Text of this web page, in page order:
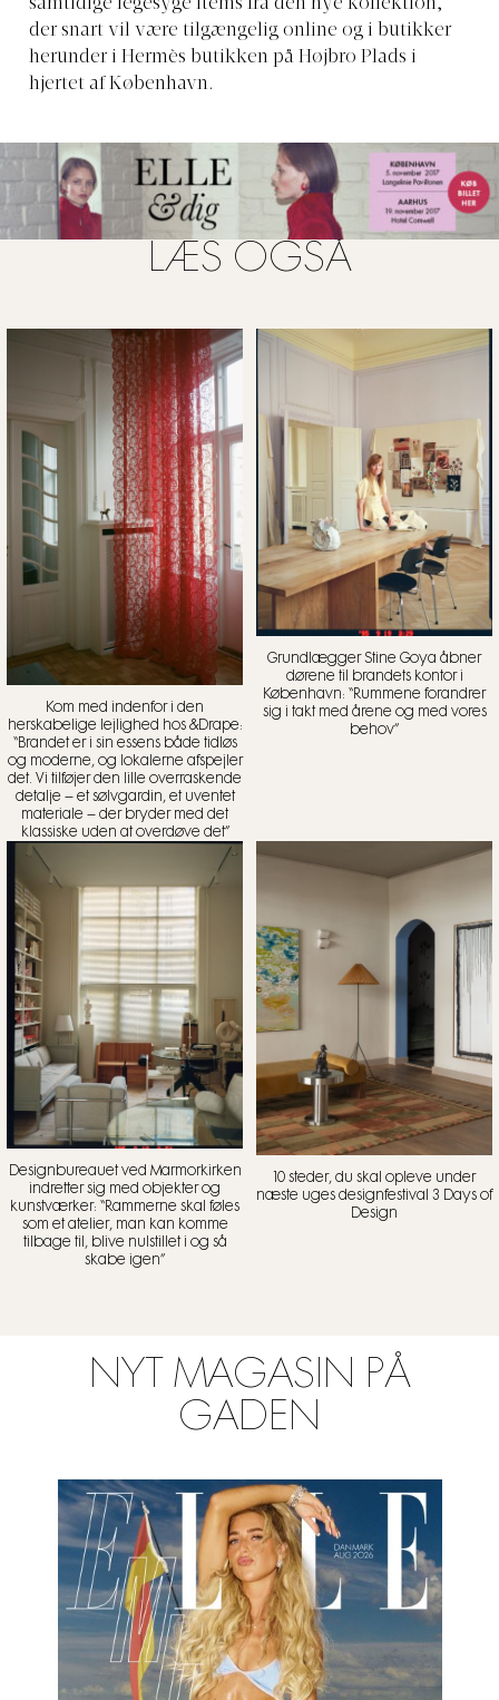
samtidige legesyge items fra den nye kollektion,
der snart vil være tilgængelig online og i butikker
herunder i Hermès butikken på Højbro Plads i
hjertet af København.
LÆS OGSÅ
Kom med indenfor i den
herskabelige lejlighed hos &Drape:
“Brandet er i sin essens både tidløs
og moderne, og lokalerne afspejler
det. Vi tilføjer den lille overraskende
detalje – et sølvgardin, et uventet
materiale – der bryder med det
klassiske uden at overdøve det”
Grundlægger Stine Goya åbner
dørene til brandets kontor i
København: “Rummene forandrer
sig i takt med årene og med vores
behov”
Designbureauet ved Marmorkirken
indretter sig med objekter og
kunstværker: “Rammerne skal føles
som et atelier, man kan komme
tilbage til, blive nulstillet i og så
skabe igen”
10 steder, du skal opleve under
næste uges designfestival 3 Days of
Design
NYT MAGASIN PÅ
GADEN